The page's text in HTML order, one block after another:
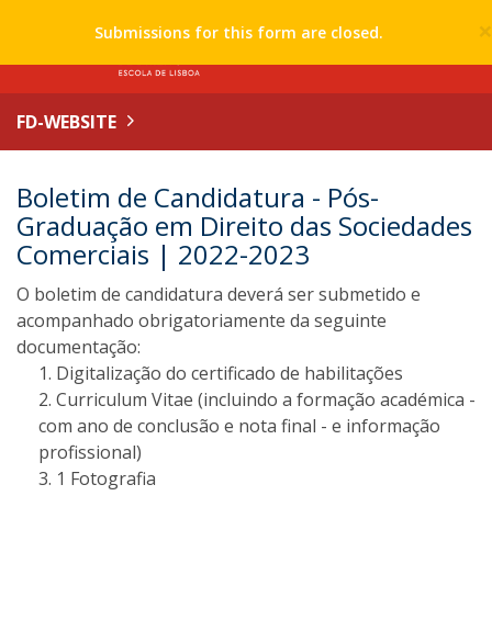
×
Submissions for this form are closed.
FD-WEBSITE
Boletim de Candidatura - Pós-
Graduação em Direito das Sociedades
Comerciais | 2022-2023
O boletim de candidatura deverá ser submetido e
acompanhado obrigatoriamente da seguinte
documentação:
Digitalização do certificado de habilitações
Curriculum Vitae (incluindo a formação académica -
com ano de conclusão e nota final - e informação
profissional)
1 Fotografia